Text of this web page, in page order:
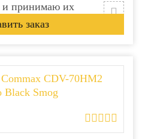
и принимаю их